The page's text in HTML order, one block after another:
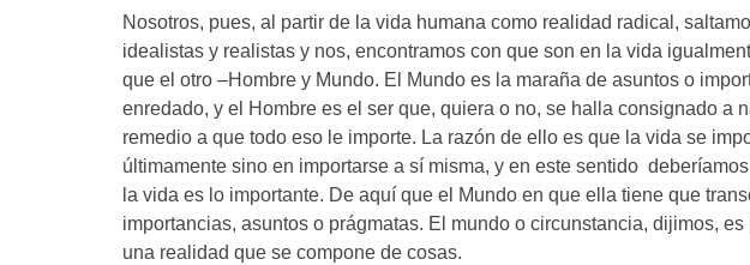
Nosotros, pues, al partir de la vida humana como realidad radical,
idealistas y realistas y nos, encontramos con que son en la vida
que el otro –Hombre y Mundo. El Mundo es la maraña de asuntos o
enredado, y el Hombre es el ser que, quiera o no, se halla consignado a
remedio a que todo eso le importe. La razón de ello es que la vida se
últimamente sino en importarse a sí misma, y en este sentido
la vida es lo importante. De aquí que el Mundo en que ella tiene que
importancias, asuntos o prágmatas. El mundo o circunstancia, dijimos,
una realidad que se compone de cosas.